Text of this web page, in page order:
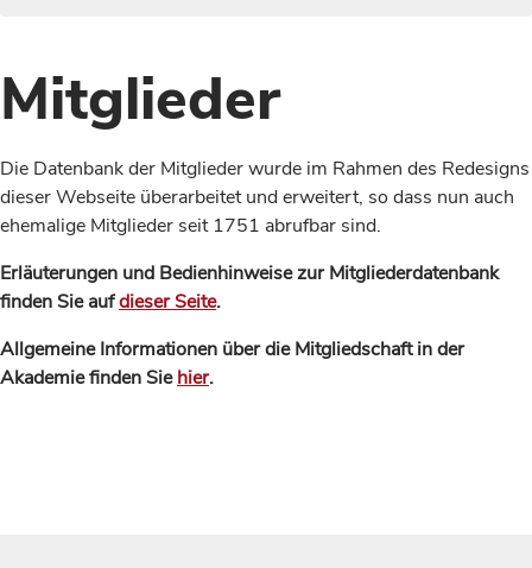
Mitglieder
Die Datenbank der Mitglieder wurde im Rahmen des Redesigns
dieser Webseite überarbeitet und erweitert, so dass nun auch
ehemalige Mitglieder seit 1751 abrufbar sind.
Erläuterungen und Bedienhinweise zur Mitgliederdatenbank
finden Sie aufdieser Seite.
Allgemeine Informationen über die Mitgliedschaft in der
Akademie finden Siehier.